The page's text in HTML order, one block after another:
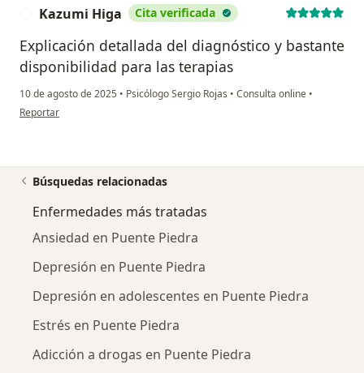
Kazumi Higa Cita verificada
Explicación detallada del diagnóstico y bastante
disponibilidad para las terapias
10 de agosto de 2025 • Psicólogo Sergio Rojas • Consulta online •
en opinión del usuario Kazumi Higa
Reportar
Búsquedas relacionadas
Enfermedades más tratadas
Ansiedad en Puente Piedra
Depresión en Puente Piedra
Depresión en adolescentes en Puente Piedra
Estrés en Puente Piedra
Adicción a drogas en Puente Piedra